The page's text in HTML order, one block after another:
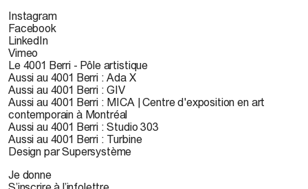
Instagram
Facebook
LinkedIn
Vimeo
Le 4001 Berri - Pôle artistique
Aussi au 4001 Berri : Ada X
Aussi au 4001 Berri : GIV
Aussi au 4001 Berri : MICA | Centre d'exposition en art
contemporain à Montréal
Aussi au 4001 Berri : Studio 303
Aussi au 4001 Berri : Turbine
Design par Supersystème
Je donne